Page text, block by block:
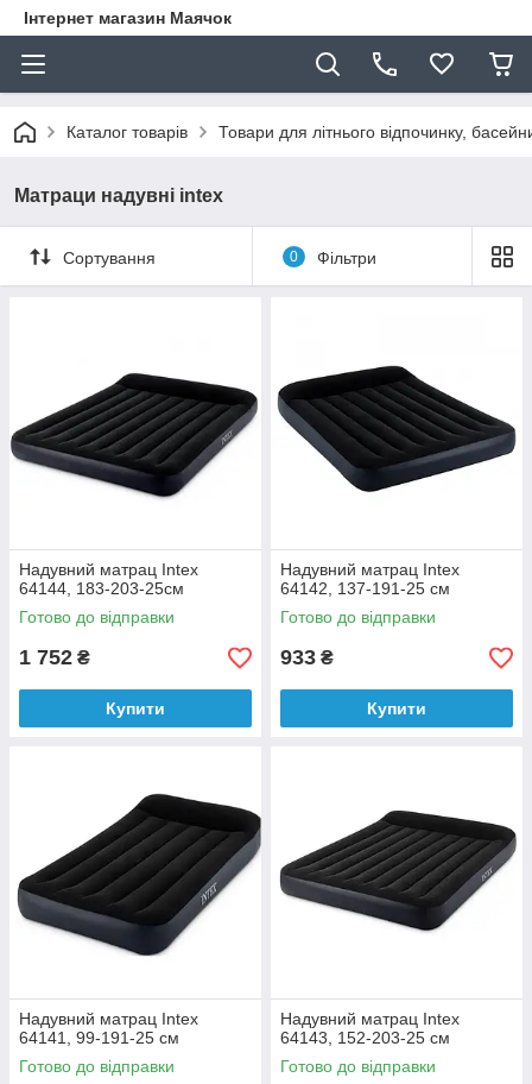
Інтернет магазин Маячок
Каталог товарів Товари для літнього відпочинку,
Матраци надувні intex
Сортування 0 Фільтри
Надувний матрац Intex
64144, 183-203-25см
Готово до відправки
1 752 ₴
Купити
Надувний матрац Intex
64142, 137-191-25 см
Готово до відправки
933 ₴
Купити
Надувний матрац Intex
64141, 99-191-25 см
Готово до відправки
Надувний матрац Intex
64143, 152-203-25 см
Готово до відправки